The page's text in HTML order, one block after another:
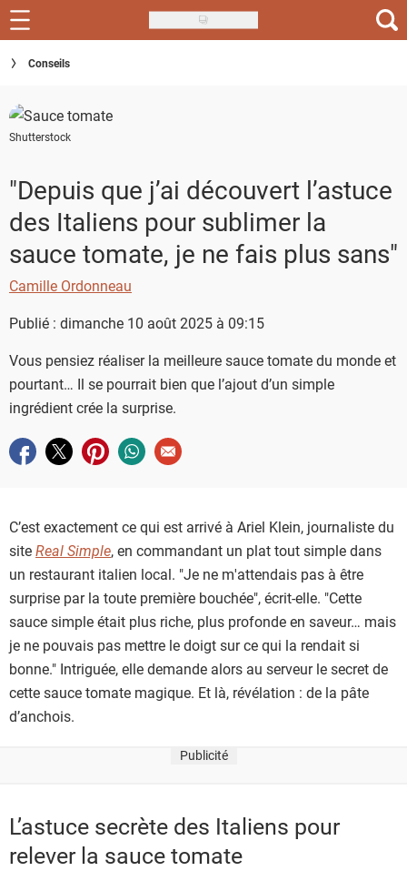
Skip
to
main
Recettes
Inspirations
Conseils
Menu de la semaine
Actus
Téléchargez l'app Saveurs Recettes
Conseils
Shutterstock
"Depuis que j’ai découvert l’astuce
des Italiens pour sublimer la
sauce tomate, je ne fais plus sans"
Camille Ordonneau
Publié : dimanche 10 août 2025 à 09:15
Vous pensiez réaliser la meilleure sauce tomate du monde et
pourtant… Il se pourrait bien que l’ajout d’un simple
ingrédient crée la surprise.
Partager sur facebook
Partager sur twitter
Partager sur pinterest
Partager sur whatsapp
Envoyer à un ami
C’est exactement ce qui est arrivé à Ariel Klein, journaliste du
siteReal Simple, en commandant un plat tout simple dans
un restaurant italien local. "Je ne m'attendais pas à être
surprise par la toute première bouchée", écrit-elle. "Cette
sauce simple était plus riche, plus profonde en saveur… mais
je ne pouvais pas mettre le doigt sur ce qui la rendait si
bonne." Intriguée, elle demande alors au serveur le secret de
cette sauce tomate magique. Et là, révélation : de la pâte
d’anchois.
Publicité
L’astuce secrète des Italiens pour
relever la sauce tomate